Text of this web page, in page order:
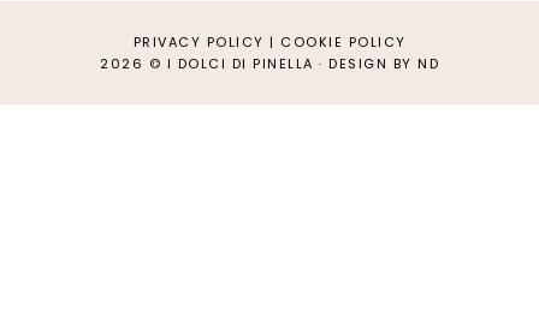
PRIVACY POLICY | COOKIE POLICY
2026 © I DOLCI DI PINELLA · DESIGN BY ND